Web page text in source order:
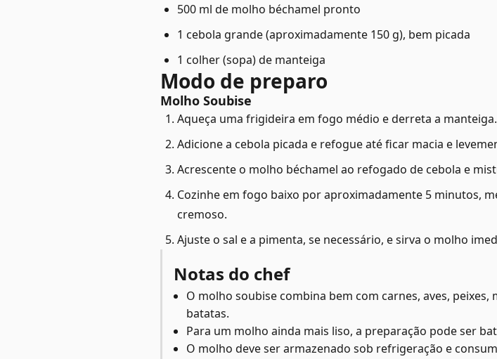
500 ml de molho béchamel pronto
1 cebola grande (aproximadamente 150 g), bem picada
1 colher (sopa) de manteiga
Modo de preparo
Molho Soubise
Aqueça uma frigideira em fogo médio e derreta a manteiga.
Adicione a cebola picada e refogue até ficar macia e
Acrescente o molho béchamel ao refogado de cebola e
Cozinhe em fogo baixo por aproximadamente 5 minutos,
cremoso.
Ajuste o sal e a pimenta, se necessário, e sirva o molho
Notas do chef
O molho soubise combina bem com carnes, aves,
batatas.
Para um molho ainda mais liso, a preparação pode ser
O molho deve ser armazenado sob refrigeração e